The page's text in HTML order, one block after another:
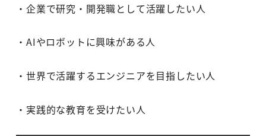
・企業で研究・開発職として活躍したい人
・AIやロボットに興味がある人
・世界で活躍するエンジニアを目指したい人
・実践的な教育を受けたい人